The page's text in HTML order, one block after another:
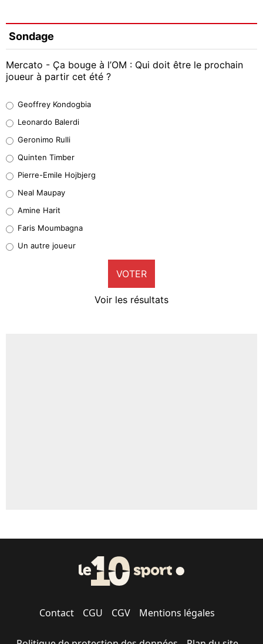
Sondage
Mercato - Ça bouge à l’OM : Qui doit être le prochain
joueur à partir cet été ?
38%
32%
5%
1%
9%
Geoffrey Kondogbia
Leonardo Balerdi
Geronimo Rulli
Quinten Timber
Pierre-Emile Hojbjerg
Neal Maupay
Amine Harit
Faris Moumbagna
Un autre joueur
VOTER
Voir les résultats
Contact CGU CGV Mentions légales